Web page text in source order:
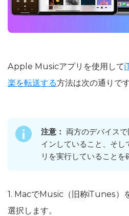
Apple Musicアプリを使用して
楽を転送する方法は次の通りです
注意： 両方のデバイス
インしていること、そ
リを実行していることを
1. MacでMusic（旧称iTunes）
選択します。